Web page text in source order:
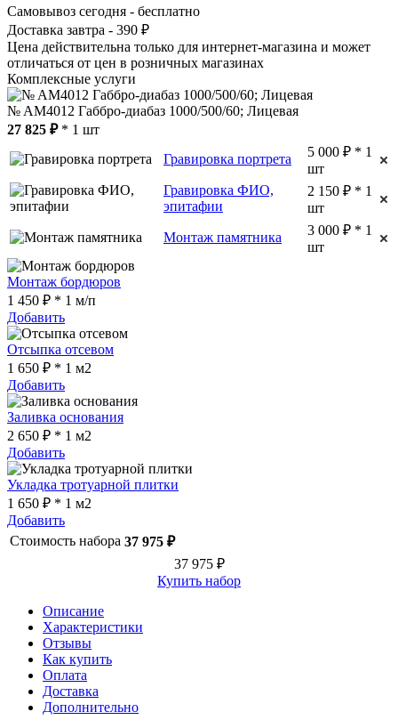
Самовывоз сегодня - бесплатно
Доставка завтра - 390 ₽
Цена действительна только для интернет-магазина и может
отличаться от цен в розничных магазинах
Комплексные услуги
№ AM4012 Габбро-диабаз 1000/500/60; Лицевая
27 825 ₽* 1 шт
Гравировка портрета
5 000 ₽ * 1
шт
Гравировка ФИО,
эпитафии
2 150 ₽ * 1
шт
Монтаж памятника
3 000 ₽ * 1
шт
Монтаж бордюров
1 450 ₽ * 1 м/п
Добавить
Отсыпка отсевом
1 650 ₽ * 1 м2
Добавить
Заливка основания
2 650 ₽ * 1 м2
Добавить
Укладка тротуарной плитки
1 650 ₽ * 1 м2
Добавить
Стоимость набора 37 975 ₽
37 975 ₽
Купить набор
Описание
Характеристики
Отзывы
Как купить
Оплата
Доставка
Дополнительно